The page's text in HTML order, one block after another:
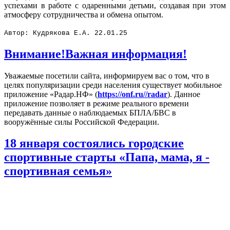
успехами в работе с одаренными детьми, создавая при этом
атмосферу сотрудничества и обмена опытом.
Автор: Кудрякова Е.А. 22.01.25
Внимание!Важная информация!
Уважаемые посетили сайта, информируем вас о том, что в
целях популяризации среди населения существует мобильное
приложение «Радар.НФ» (https://onf.ru//radar). Данное
приложение позволяет в режиме реального времени
передавать данные о наблюдаемых БПЛА/БВС в
вооружённые силы Российской Федерации.
18 января состоялись городские
спортивные старты «Папа, мама, я -
спортивная семья»